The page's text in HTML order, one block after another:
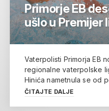
Primorje EB
ušlo u Premijer
Vaterpolisti Primorja EB
regionalne vaterpolske
Hinića nametnula se od
ČITAJTE DALJE